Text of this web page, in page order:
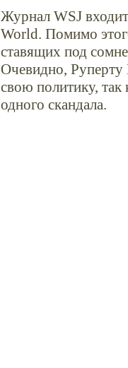
Журнал WSJ
World. Помимо
ставящих под
Очевидно, Руперту
свою политику, так
одного скандала.